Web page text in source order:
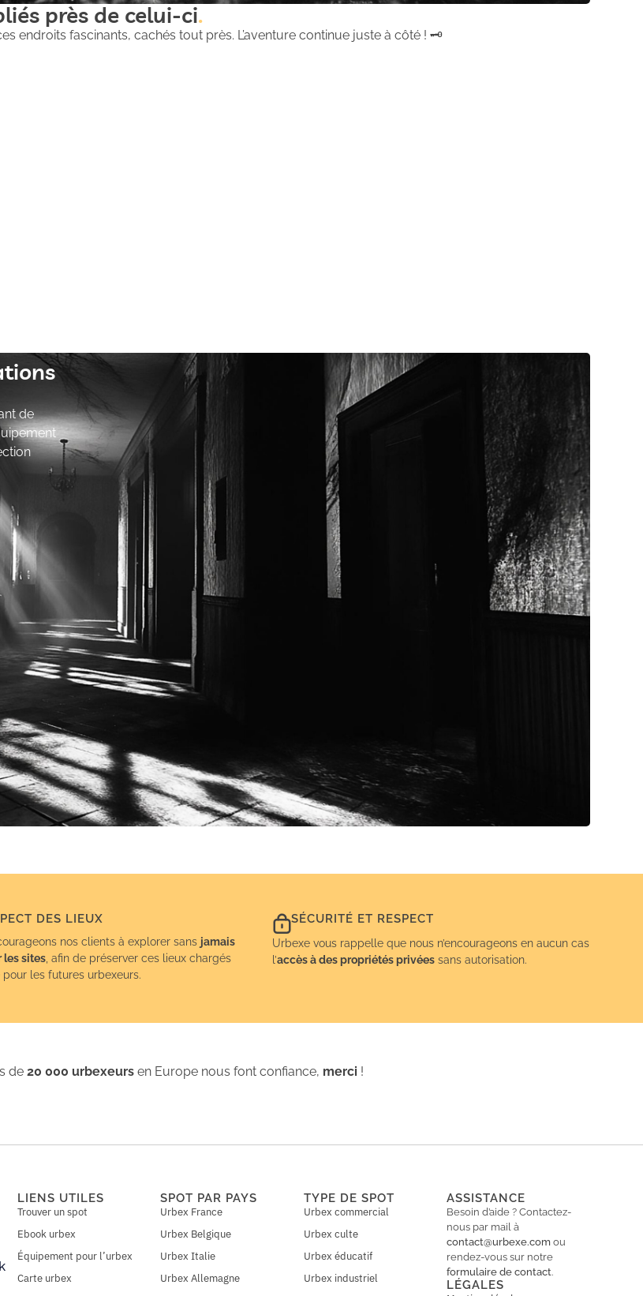
près de celui-ci
endroits fascinants, cachés tout près. L’aventure continue juste à côté ! 🗝️
de
DES LIEUX
nos clients à explorer sans jamais
les sites , afin de préserver ces lieux chargés
pour les futures urbexeurs.
SÉCURITÉ ET RESPECT
Urbexe vous rappelle que nous n’encourageons en aucun cas
l’accès à des propriétés privéessans autorisation.
de20 000 urbexeurs en Europe nous font confiance, merci !
LIENS UTILES
Trouver un spot
Ebook urbex
Équipement pour l’urbex
Carte urbex
SPOT PAR PAYS
Urbex France
Urbex Belgique
Urbex Italie
Urbex Allemagne
TYPE DE SPOT
Urbex commercial
Urbex culte
Urbex éducatif
Urbex industriel
ASSISTANCE
Besoin d’aide ? Contactez-
nous par mail à
contact@urbexe.com ou
rendez-vous sur notre
formulaire de contact.
LÉGALES